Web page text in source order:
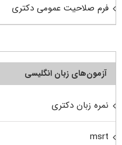
فرم صلاحیت عمومی دکتری
آزمون‌های زبان انگلیسی
نمره زبان دکتری
msrt